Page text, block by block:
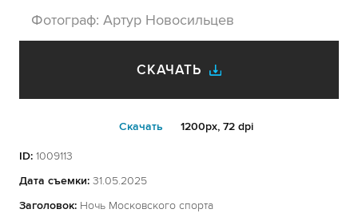
Фотограф: Артур Новосильцев
СКАЧАТЬ
Cкачать 1200px, 72 dpi
ID: 1009113
Дата съемки: 31.05.2025
Заголовок: Ночь Московского спорта